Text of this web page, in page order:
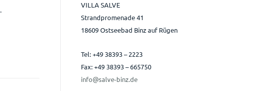
VILLA SALVE
Strandpromenade 41
18609 Ostseebad Binz auf Rügen
Tel: +49 38393 – 2223
Fax: +49 38393 – 665750
info@salve-binz.de